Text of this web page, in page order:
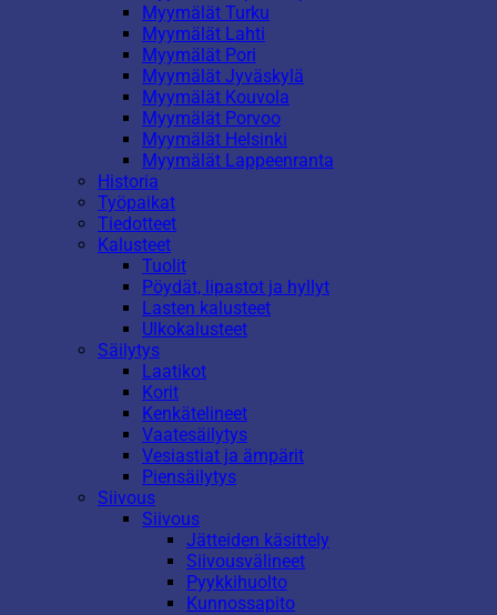
Myymälät Turku
Myymälät Lahti
Myymälät Pori
Myymälät Jyväskylä
Myymälät Kouvola
Myymälät Porvoo
Myymälät Helsinki
Myymälät Lappeenranta
Historia
Työpaikat
Tiedotteet
Kalusteet
Tuolit
Pöydät, lipastot ja hyllyt
Lasten kalusteet
Ulkokalusteet
Säilytys
Laatikot
Korit
Kenkätelineet
Vaatesäilytys
Vesiastiat ja ämpärit
Piensäilytys
Siivous
Siivous
Jätteiden käsittely
Siivousvälineet
Pyykkihuolto
Kunnossapito